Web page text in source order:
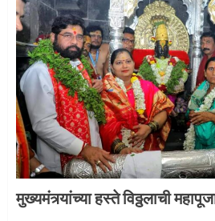
1
2
नगरच्या काळे
मुख्यमंत्र्यांच्या हस्ते विठ्ठलाची